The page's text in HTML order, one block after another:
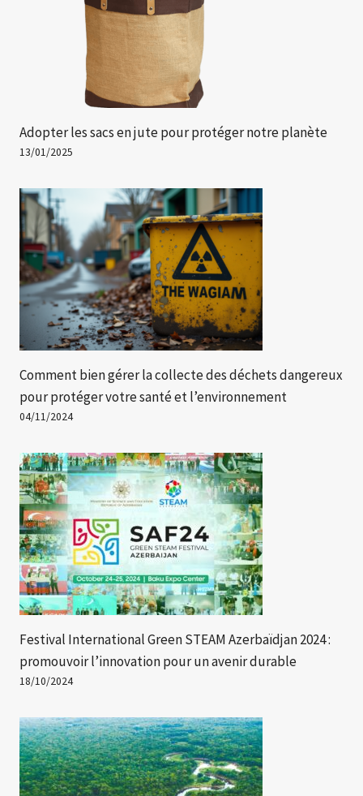
Adopter les sacs en jute pour protéger notre planète
13/01/2025
Comment bien gérer la collecte des déchets dangereux
pour protéger votre santé et l’environnement
04/11/2024
Festival International Green STEAM Azerbaïdjan 2024 :
promouvoir l’innovation pour un avenir durable
18/10/2024